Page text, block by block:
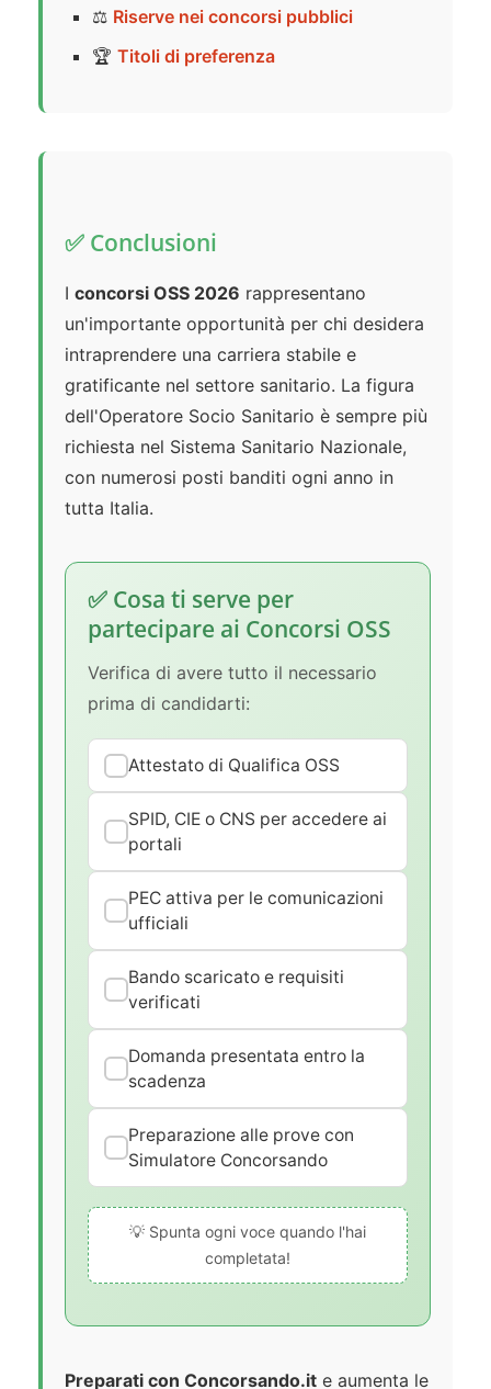
⚖️ Riserve nei concorsi pubblici
🏆 Titoli di preferenza
✅ Conclusioni
I concorsi OSS 2026 rappresentano
un'importante opportunità per chi desidera
intraprendere una carriera stabile e
gratificante nel settore sanitario. La figura
dell'Operatore Socio Sanitario è sempre più
richiesta nel Sistema Sanitario Nazionale,
con numerosi posti banditi ogni anno in
tutta Italia.
✅ Cosa ti serve per
partecipare ai Concorsi OSS
Verifica di avere tutto il necessario
prima di candidarti:
Attestato di Qualifica OSS
SPID, CIE o CNS per accedere ai
portali
PEC attiva per le comunicazioni
ufficiali
Bando scaricato e requisiti
verificati
Domanda presentata entro la
scadenza
Preparazione alle prove con
Simulatore Concorsando
💡 Spunta ogni voce quando l'hai
completata!
Preparati con Concorsando.it e aumenta le